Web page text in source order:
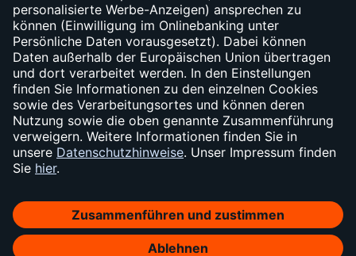
Vertrag widerrufen
Impressum Sicherheit
Datenschutz
Cookie-Einstellungen
Barrierefreiheit
AGB
Soweit auf dieser Internetseite von der norisbank die Rede ist, bezieht sich